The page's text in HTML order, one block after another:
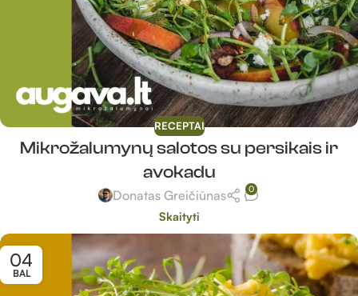
RECEPTAI
Mikrožalumynų salotos su persikais ir
avokadu
Donatas Greičiūnas 0
Skaityti
04
BAL